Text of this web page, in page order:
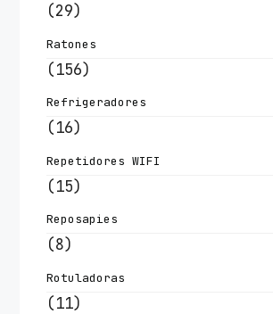
(29)
Ratones
(156)
Refrigeradores
(16)
Repetidores WIFI
(15)
Reposapies
(8)
Rotuladoras
(11)